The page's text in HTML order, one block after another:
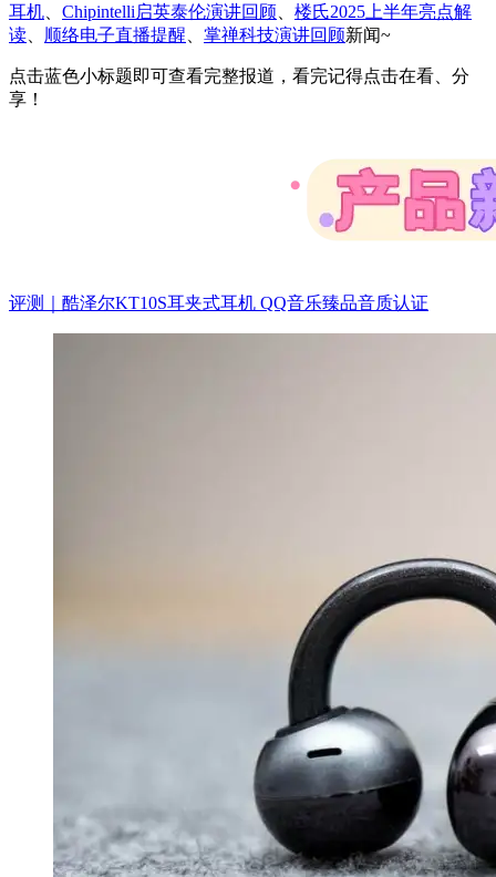
耳机
Chipintelli启英泰伦演讲回顾
楼氏2025上半年亮点解
读
顺络电子直播提醒 掌禅科技演讲回顾新闻~
点击蓝色小标题即可查看完整报道，看完记得点击在看、分
享！
评测｜酷泽尔KT10S耳夹式耳机 QQ音乐臻品音质认证